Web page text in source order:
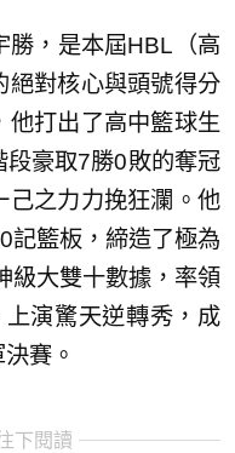
勝，是本屆HBL（高
絕對核心與頭號得分
他打出了高中籃球生
段豪取7勝0敗的奪冠
己之力力挽狂瀾。他
記籃板，締造了極為
級大雙十數據，率領
演驚天逆轉秀，成
賽。
下閱讀